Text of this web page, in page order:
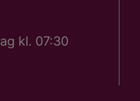
kl. 07:30